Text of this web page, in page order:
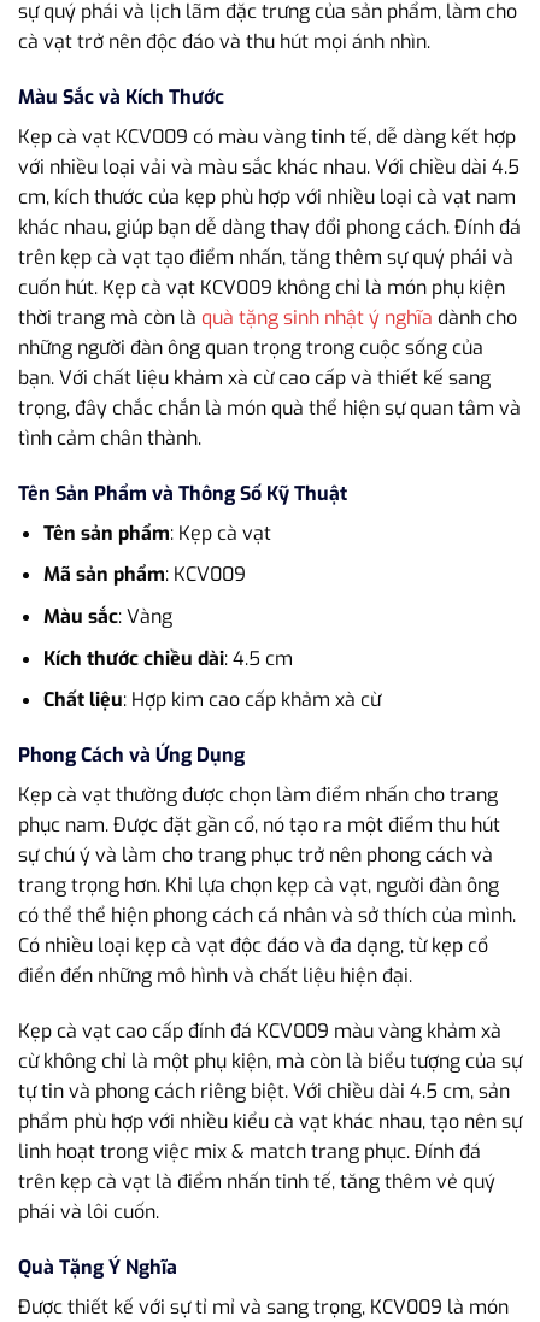
sự quý phái và lịch lãm đặc trưng của sản phẩm, làm cho
cà vạt trở nên độc đáo và thu hút mọi ánh nhìn.
Màu Sắc và Kích Thước
Kẹp cà vạt KCV009 có màu vàng tinh tế, dễ dàng kết hợp
với nhiều loại vải và màu sắc khác nhau. Với chiều dài 4.5
cm, kích thước của kẹp phù hợp với nhiều loại cà vạt nam
khác nhau, giúp bạn dễ dàng thay đổi phong cách. Đính đá
trên kẹp cà vạt tạo điểm nhấn, tăng thêm sự quý phái và
cuốn hút. Kẹp cà vạt KCV009 không chỉ là món phụ kiện
thời trang mà còn là quà tặng sinh nhật ý nghĩa dành cho
những người đàn ông quan trọng trong cuộc sống của
bạn. Với chất liệu khảm xà cừ cao cấp và thiết kế sang
trọng, đây chắc chắn là món quà thể hiện sự quan tâm và
tình cảm chân thành.
Tên Sản Phẩm và Thông Số Kỹ Thuật
Tên sản phẩm: Kẹp cà vạt
Mã sản phẩm: KCV009
Màu sắc: Vàng
Kích thước chiều dài: 4.5 cm
Chất liệu: Hợp kim cao cấp khảm xà cừ
Phong Cách và Ứng Dụng
Kẹp cà vạt thường được chọn làm điểm nhấn cho trang
phục nam. Được đặt gần cổ, nó tạo ra một điểm thu hút
sự chú ý và làm cho trang phục trở nên phong cách và
trang trọng hơn. Khi lựa chọn kẹp cà vạt, người đàn ông
có thể thể hiện phong cách cá nhân và sở thích của mình.
Có nhiều loại kẹp cà vạt độc đáo và đa dạng, từ kẹp cổ
điển đến những mô hình và chất liệu hiện đại.
Kẹp cà vạt cao cấp đính đá KCV009 màu vàng khảm xà
cừ không chỉ là một phụ kiện, mà còn là biểu tượng của sự
tự tin và phong cách riêng biệt. Với chiều dài 4.5 cm, sản
phẩm phù hợp với nhiều kiểu cà vạt khác nhau, tạo nên sự
linh hoạt trong việc mix & match trang phục. Đính đá
trên kẹp cà vạt là điểm nhấn tinh tế, tăng thêm vẻ quý
phái và lôi cuốn.
Quà Tặng Ý Nghĩa
Được thiết kế với sự tỉ mỉ và sang trọng, KCV009 là món